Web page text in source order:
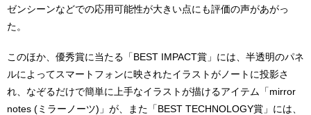
ゼンシーンなどでの応用可能性が大きい点にも評価の声があがっ
た。
このほか、優秀賞に当たる「BEST IMPACT賞」には、半透明のパネ
ルによってスマートフォンに映されたイラストがノートに投影さ
れ、なぞるだけで簡単に上手なイラストが描けるアイテム「mirror
notes (ミラーノーツ)」が、また「BEST TECHNOLOGY賞」には、